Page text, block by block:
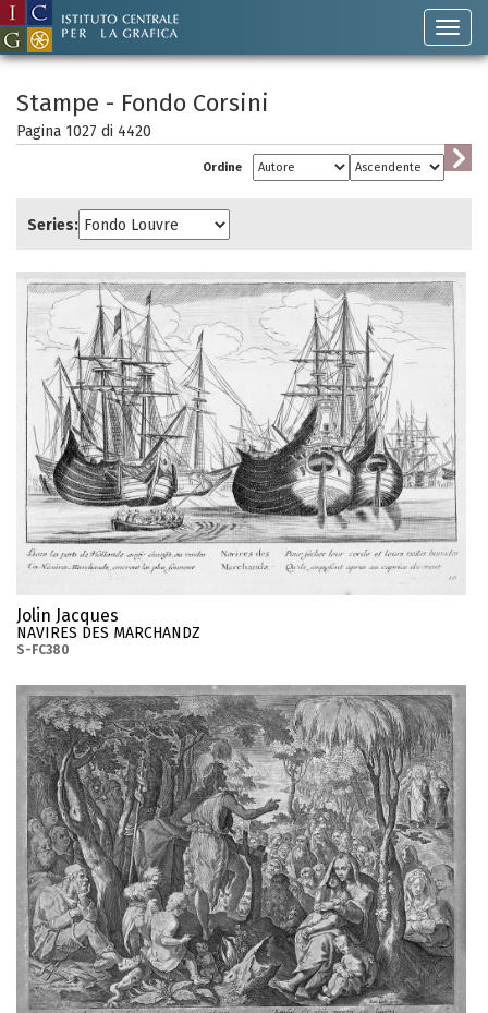
Stampe - Fondo Corsini
Pagina 1027 di 4420
Ordine
Series:
Jolin Jacques
NAVIRES DES MARCHANDZ
S-FC380